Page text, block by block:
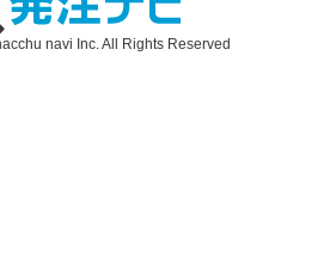
navi Inc. All Rights Reserved